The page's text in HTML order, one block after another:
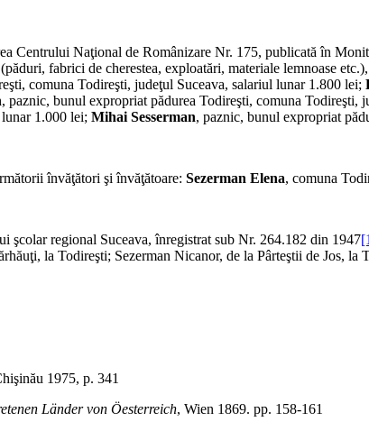
Centrului Naţional de Românizare Nr. 175, publicată în
fabrici de cherestea, exploatări, materiale lemnoase
comuna Todireşti, judeţul Suceava, salariul lunar 1.800 lei;
, paznic, bunul expropriat pădurea Todireşti, comuna Todireşti,
1.000 lei; Mihai Sesserman, paznic, bunul expropriat
învăţători şi învăţătoare: Sezerman Elena, comuna
şcolar regional Suceava, înregistrat sub Nr. 264.182 din 1947
la Todireşti; Sezerman Nicanor, de la Pârteştii de Jos, la
1975, p. 341
Länder von Öesterreich, Wien 1869. pp. 158-161